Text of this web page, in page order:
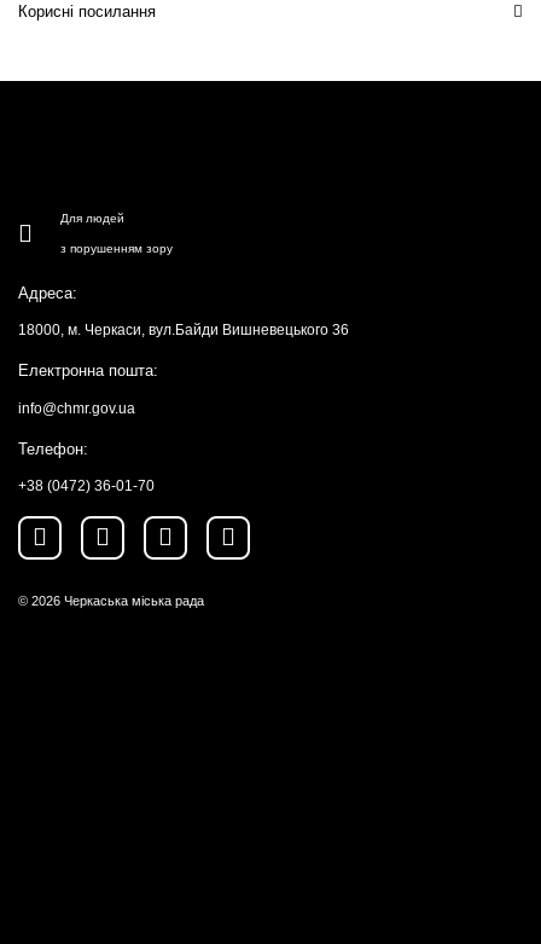
Корисні посилання
Для людей
з порушенням зору
Адреса:
18000, м. Черкаси, вул.Байди Вишневецького 36
Електронна пошта:
info@chmr.gov.ua
Телефон:
+38 (0472) 36-01-70
© 2026 Черкаська міська рада